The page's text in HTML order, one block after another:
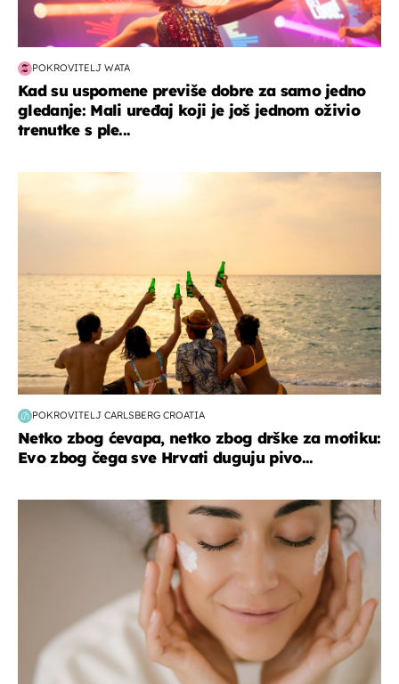
POKROVITELJ WATA
Kad su uspomene previše dobre za samo jedno
gledanje: Mali uređaj koji je još jednom oživio
trenutke s ple...
POKROVITELJ CARLSBERG CROATIA
Netko zbog ćevapa, netko zbog drške za motiku:
Evo zbog čega sve Hrvati duguju pivo...
moda & ljepota